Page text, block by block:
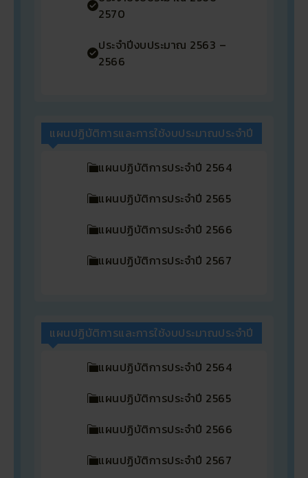
2570
ประจำปีงบประมาณ 2563 –
2566
แผนปฏิบัติการและการใช้งบประมาณประจำปี
แผนปฏิบัติการประจำปี 2564
แผนปฏิบัติการประจำปี 2565
แผนปฏิบัติการประจำปี 2566
แผนปฏิบัติการประจำปี 2567
แผนปฏิบัติการและการใช้งบประมาณประจำปี
แผนปฏิบัติการประจำปี 2564
แผนปฏิบัติการประจำปี 2565
แผนปฏิบัติการประจำปี 2566
แผนปฏิบัติการประจำปี 2567